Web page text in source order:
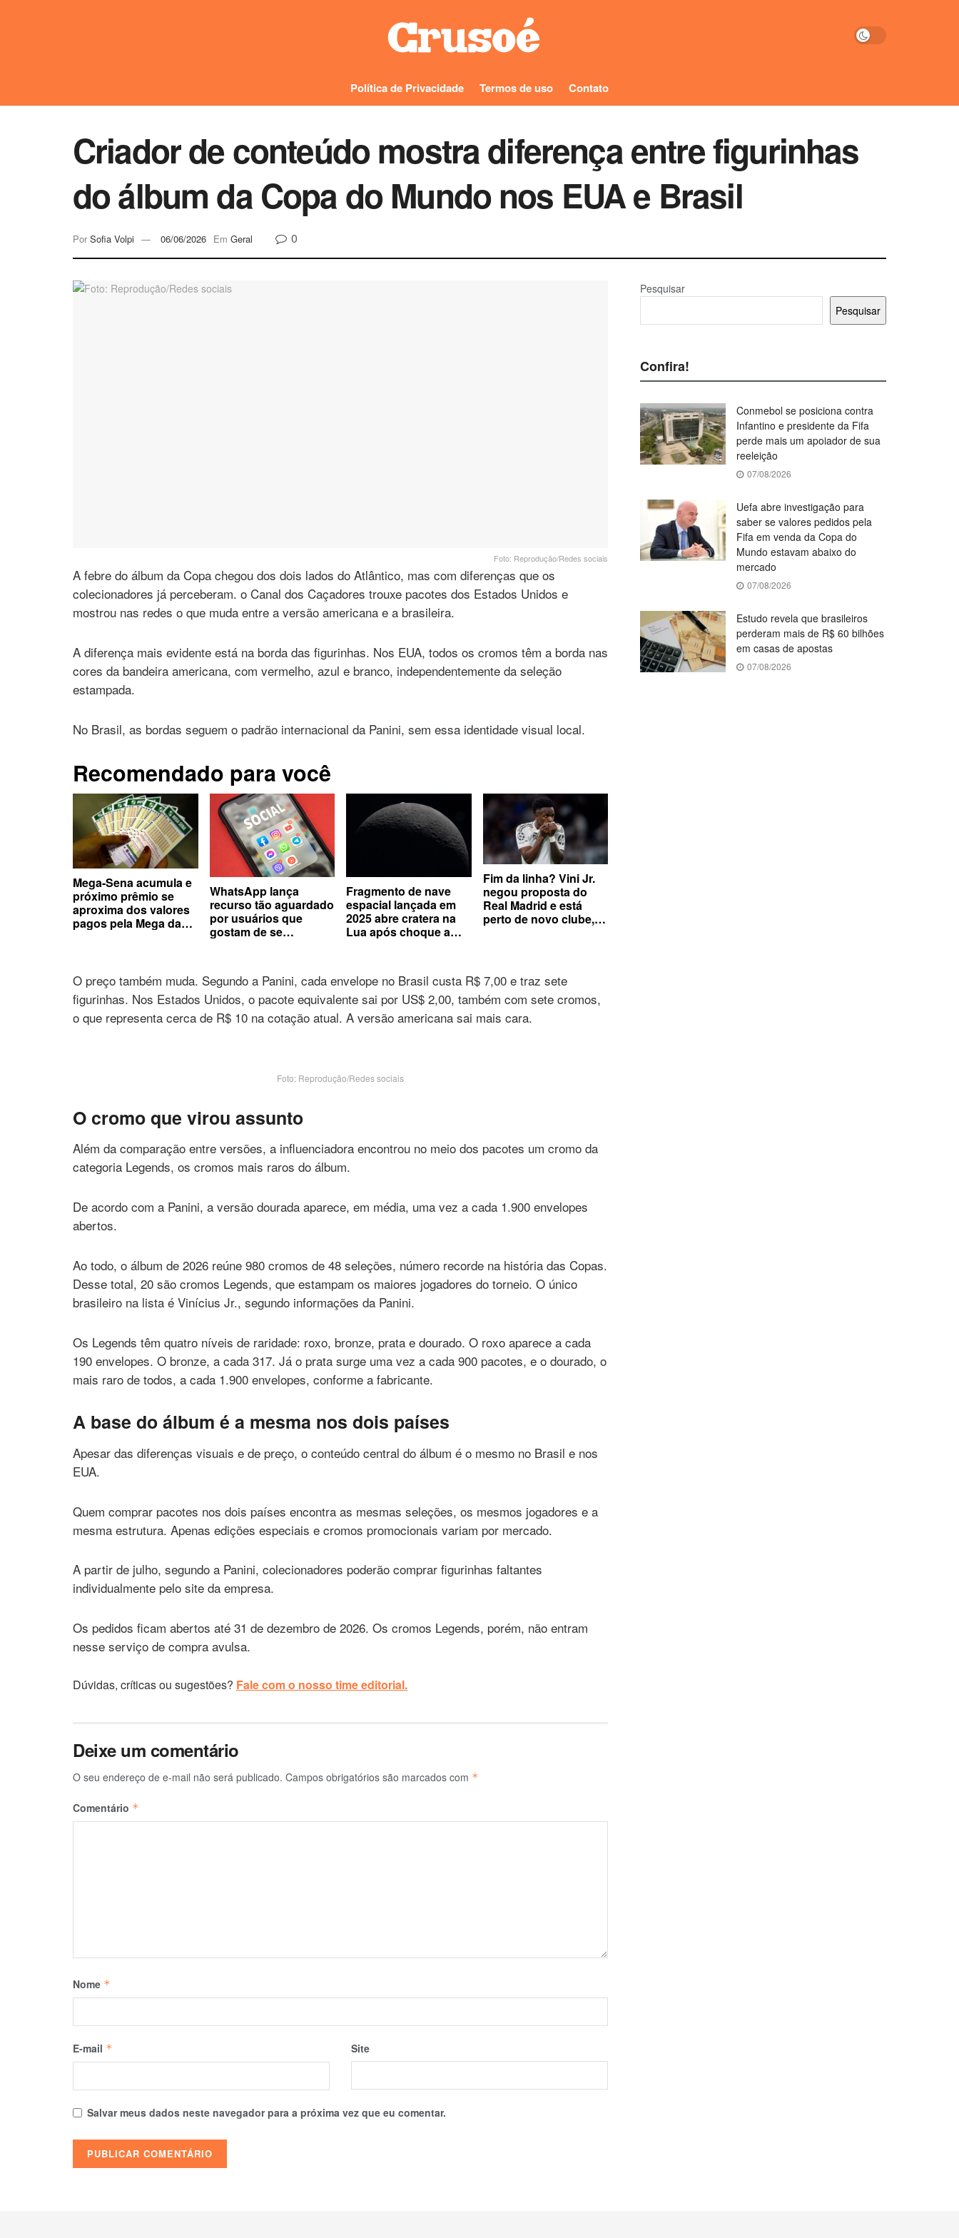
Política de Privacidade Termos de uso Contato
Criador de conteúdo mostra diferença entre figurinhas
do álbum da Copa do Mundo nos EUA e Brasil
Por Sofia Volpi 06/06/2026 Em Geral 0
Foto: Reprodução/Redes sociais
A febre do álbum da Copa chegou dos dois lados do Atlântico, mas com diferenças que os
colecionadores já perceberam. o Canal dos Caçadores trouxe pacotes dos Estados Unidos e
mostrou nas redes o que muda entre a versão americana e a brasileira.
A diferença mais evidente está na borda das figurinhas. Nos EUA, todos os cromos têm a borda nas
cores da bandeira americana, com vermelho, azul e branco, independentemente da seleção
estampada.
No Brasil, as bordas seguem o padrão internacional da Panini, sem essa identidade visual local.
Recomendado para você
Mega-Sena acumula e
próximo prêmio se
aproxima dos valores
pagos pela Mega da
WhatsApp lança
recurso tão aguardado
por usuários que
gostam de se
Fragmento de nave
espacial lançada em
2025 abre cratera na
Lua após choque a
Fim da linha? Vini Jr.
negou proposta do
Real Madrid e está
perto de novo clube,
O preço também muda. Segundo a Panini, cada envelope no Brasil custa R$ 7,00 e traz sete
figurinhas. Nos Estados Unidos, o pacote equivalente sai por US$ 2,00, também com sete cromos,
o que representa cerca de R$ 10 na cotação atual. A versão americana sai mais cara.
Foto: Reprodução/Redes sociais
O cromo que virou assunto
Além da comparação entre versões, a influenciadora encontrou no meio dos pacotes um cromo da
categoria Legends, os cromos mais raros do álbum.
De acordo com a Panini, a versão dourada aparece, em média, uma vez a cada 1.900 envelopes
abertos.
Ao todo, o álbum de 2026 reúne 980 cromos de 48 seleções, número recorde na história das Copas.
Desse total, 20 são cromos Legends, que estampam os maiores jogadores do torneio. O único
brasileiro na lista é Vinícius Jr., segundo informações da Panini.
Os Legends têm quatro níveis de raridade: roxo, bronze, prata e dourado. O roxo aparece a cada
190 envelopes. O bronze, a cada 317. Já o prata surge uma vez a cada 900 pacotes, e o dourado, o
mais raro de todos, a cada 1.900 envelopes, conforme a fabricante.
A base do álbum é a mesma nos dois países
Apesar das diferenças visuais e de preço, o conteúdo central do álbum é o mesmo no Brasil e nos
EUA.
Quem comprar pacotes nos dois países encontra as mesmas seleções, os mesmos jogadores e a
mesma estrutura. Apenas edições especiais e cromos promocionais variam por mercado.
A partir de julho, segundo a Panini, colecionadores poderão comprar figurinhas faltantes
individualmente pelo site da empresa.
Os pedidos ficam abertos até 31 de dezembro de 2026. Os cromos Legends, porém, não entram
nesse serviço de compra avulsa.
Dúvidas, críticas ou sugestões? Fale com o nosso time editorial.
Deixe um comentário
O seu endereço de e-mail não será publicado. Campos obrigatórios são marcados com *
Comentário *
Nome *
E-mail * Site
Salvar meus dados neste navegador para a próxima vez que eu comentar.
Pesquisar
Pesquisar
Confira!
Conmebol se posiciona contra
Infantino e presidente da Fifa
perde mais um apoiador de sua
reeleição
07/08/2026
Uefa abre investigação para
saber se valores pedidos pela
Fifa em venda da Copa do
Mundo estavam abaixo do
mercado
07/08/2026
Estudo revela que brasileiros
perderam mais de R$ 60 bilhões
em casas de apostas
07/08/2026